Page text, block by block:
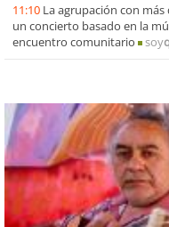
11:10 La agrupación con
un concierto basado en la
encuentro comunitario
soy